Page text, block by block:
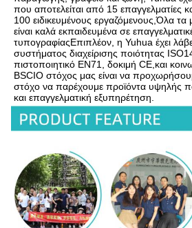
που αποτελείται από 15 επαγγελματίες
100 ειδικευμένους εργαζόμενους,Όλα
είναι καλά εκπαιδευμένα σε
τυπογραφίαςΕπιπλέον, η Yuhua έχει
συστήματος διαχείρισης ποιότητας
πιστοποιητικό EN71, δοκιμή CE,και
BSCIΟ στόχος μας είναι να
στόχο να παρέχουμε προϊόντα υψηλής
και επαγγελματική εξυπηρέτηση.